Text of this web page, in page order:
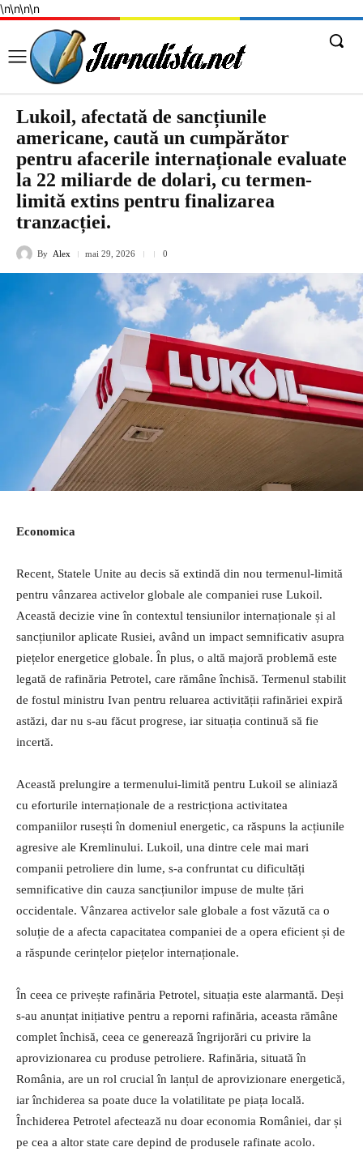
\n\n\n\n
Lukoil, afectată de sancțiunile
americane, caută un cumpărător
pentru afacerile internaționale evaluate
la 22 miliarde de dolari, cu termen-
limită extins pentru finalizarea
tranzacției.
By Alex mai 29, 2026 0
Economica
Recent, Statele Unite au decis să extindă din nou termenul-limită
pentru vânzarea activelor globale ale companiei ruse Lukoil.
Această decizie vine în contextul tensiunilor internaționale și al
sancțiunilor aplicate Rusiei, având un impact semnificativ asupra
piețelor energetice globale. În plus, o altă majoră problemă este
legată de rafinăria Petrotel, care rămâne închisă. Termenul stabilit
de fostul ministru Ivan pentru reluarea activității rafinăriei expiră
astăzi, dar nu s-au făcut progrese, iar situația continuă să fie
incertă.
Această prelungire a termenului-limită pentru Lukoil se aliniază
cu eforturile internaționale de a restricționa activitatea
companiilor rusești în domeniul energetic, ca răspuns la acțiunile
agresive ale Kremlinului. Lukoil, una dintre cele mai mari
companii petroliere din lume, s-a confruntat cu dificultăți
semnificative din cauza sancțiunilor impuse de multe țări
occidentale. Vânzarea activelor sale globale a fost văzută ca o
soluție de a afecta capacitatea companiei de a opera eficient și de
a răspunde cerințelor piețelor internaționale.
În ceea ce privește rafinăria Petrotel, situația este alarmantă. Deși
s-au anunțat inițiative pentru a reporni rafinăria, aceasta rămâne
complet închisă, ceea ce generează îngrijorări cu privire la
aprovizionarea cu produse petroliere. Rafinăria, situată în
România, are un rol crucial în lanțul de aprovizionare energetică,
iar închiderea sa poate duce la volatilitate pe piața locală.
Închiderea Petrotel afectează nu doar economia României, dar și
pe cea a altor state care depind de produsele rafinate acolo.